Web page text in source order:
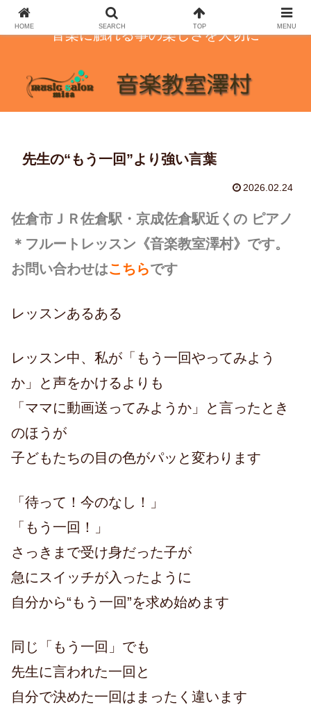
音楽に触れる事の楽しさを大切に
先生の“もう一回”より強い言葉
2026.02.24
佐倉市ＪＲ佐倉駅・京成佐倉駅近くの ピアノ
＊フルートレッスン 《音楽教室澤村》です。
お問い合わせはこちらです
レッスンあるある
レッスン中、私が「もう一回やってみよう
か」と声をかけるよりも
「ママに動画送ってみようか」と言ったとき
のほうが
子どもたちの目の色がパッと変わります
「待って！今のなし！」
「もう一回！」
さっきまで受け身だった子が
急にスイッチが入ったように
自分から“もう一回”を求め始めます
同じ「もう一回」でも
先生に言われた一回と
自分で決めた一回はまったく違います
HOME SEARCH TOP MENU